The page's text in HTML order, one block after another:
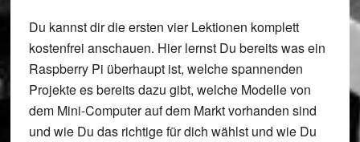
Du kannst dir die ersten vier Lektionen komplett
kostenfrei anschauen. Hier lernst Du bereits was ein
Raspberry Pi überhaupt ist, welche spannenden
Projekte es bereits dazu gibt, welche Modelle von
dem Mini-Computer auf dem Markt vorhanden sind
und wie Du das richtige für dich wählst und wie Du